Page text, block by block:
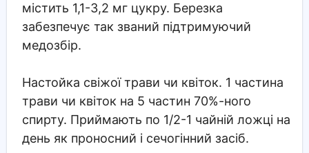
містить 1,1-3,2 мг цукру. Березка
забезпечує так званий підтримуючий
медозбір.
Настойка свіжої трави чи квіток. 1 частина
трави чи квіток на 5 частин 70%-ного
спирту. Приймають по 1/2-1 чайній ложці на
день як проносний і сечогінний засіб.